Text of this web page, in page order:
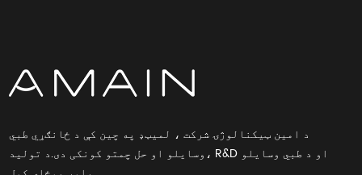
د امین ټیکنالوژۍ شرکت ، لمیټډ په چین کې د ځانګړي طبي
وسایلو او حل چمتو کونکی دی.د تولید، R&D او د طبي وسایلو